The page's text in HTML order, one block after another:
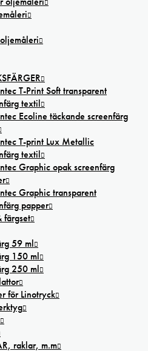
T-Print Soft transparent
textil
Ecoline täckande screenfärg
T-print Lux Metallic
textil
Graphic opak screenfärg
Graphic transparent
papper
färgset
59 ml
150 ml
250 ml
för Linotryck
raklar, m.m